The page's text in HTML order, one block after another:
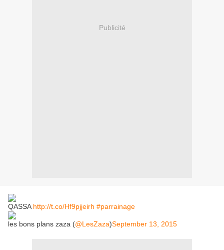
Publicité
QASSA http://t.co/Hf9pjjeirh #parrainage
les bons plans zaza (@LesZaza)September 13, 2015